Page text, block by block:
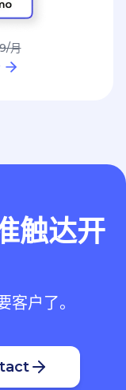
月
触达开
客户了。